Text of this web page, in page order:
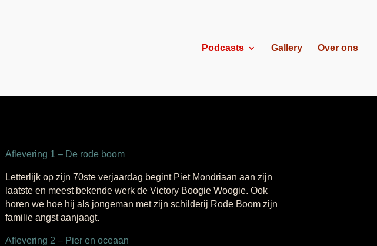
Podcasts Gallery Over ons
Aflevering 1 – De rode boom
Letterlijk op zijn 70ste verjaardag begint Piet Mondriaan aan zijn
laatste en meest bekende werk de Victory Boogie Woogie. Ook
horen we hoe hij als jongeman met zijn schilderij Rode Boom zijn
familie angst aanjaagt.
Aflevering 2 – Pier en oceaan